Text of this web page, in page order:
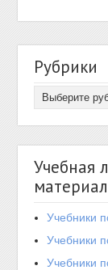
Рубрики
Учебная
Учебники
Учебники
Учебники